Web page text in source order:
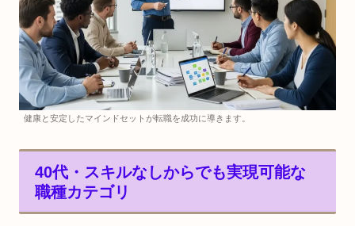
健康と安定したマインドセットが転職を成功に導きます。
40代・スキルなしからでも実現可能な
職種カテゴリ